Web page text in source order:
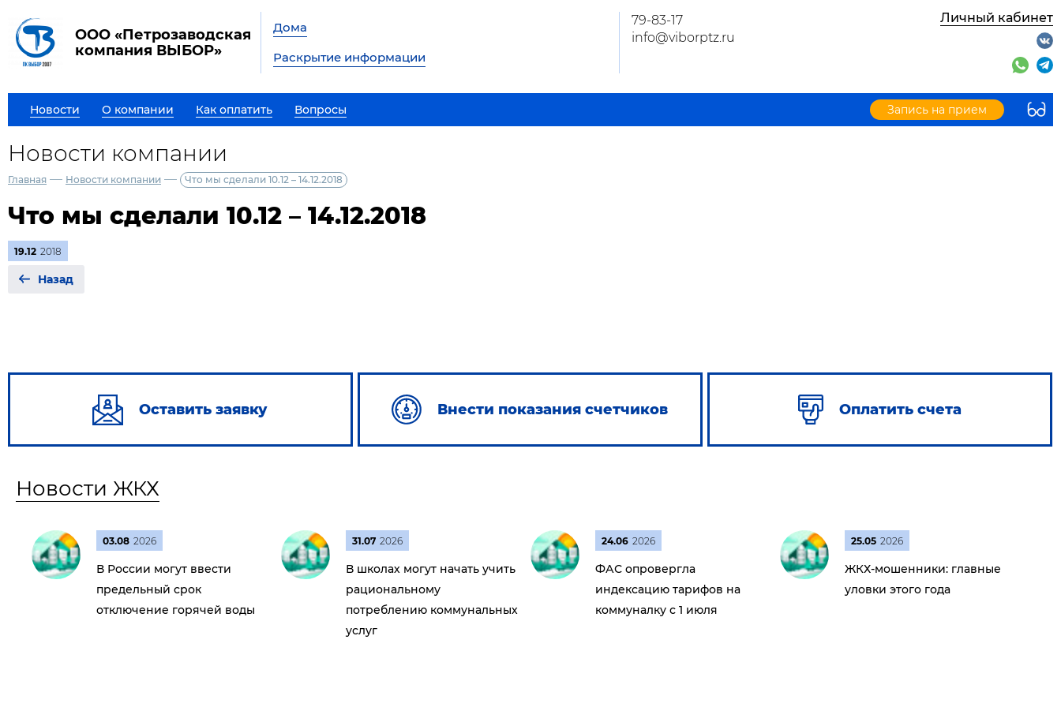
ООО «Петрозаводская
компания ВЫБОР»
Дома
Раскрытие информации
79-83-17
info@viborptz.ru
Личный кабинет
Новости О компании Как оплатить Вопросы Запись на прием
Новости компании
Главная — Новости компании — Что мы сделали 10.12 – 14.12.2018
Что мы сделали 10.12 – 14.12.2018
19.12 2018
Назад
Оставить заявку Внести показания счетчиков Оплатить счета
Новости ЖКХ
03.08 2026
В России могут ввести
предельный срок
отключение горячей воды
31.07 2026
В школах могут начать учить
рациональному
потреблению коммунальных
услуг
24.06 2026
ФАС опровергла
индексацию тарифов на
коммуналку с 1 июля
25.05 2026
ЖКХ-мошенники: главные
уловки этого года